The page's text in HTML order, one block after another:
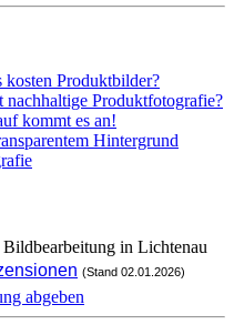
kosten Produktbilder?
Produktfotografie?
kommt es an!
Hintergrund
in Lichtenau
(Stand 02.01.2026)
abgeben